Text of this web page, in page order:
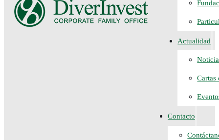
Actualidad
Cartas
Contacto